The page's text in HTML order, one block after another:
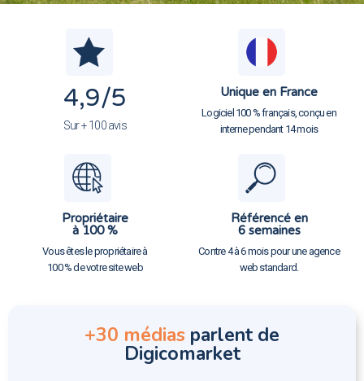
4,9/5
Sur + 100 avis
Unique en France
Logiciel 100 % français, conçu en
interne pendant 14 mois
Propriétaire
à 100 %
Vous êtes le propriétaire à
100 % de votre site web
Référencé en
6 semaines
Contre 4 à 6 mois pour une agence
web standard.
+30 médias parlent de
Digicomarket